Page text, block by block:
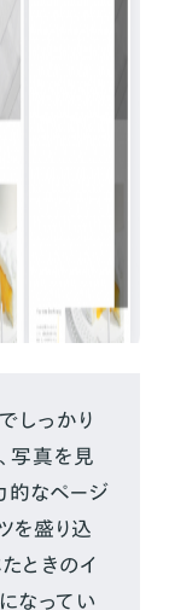
しっかり
写真を見
的なページ
を盛り込
ときのイ
なってい